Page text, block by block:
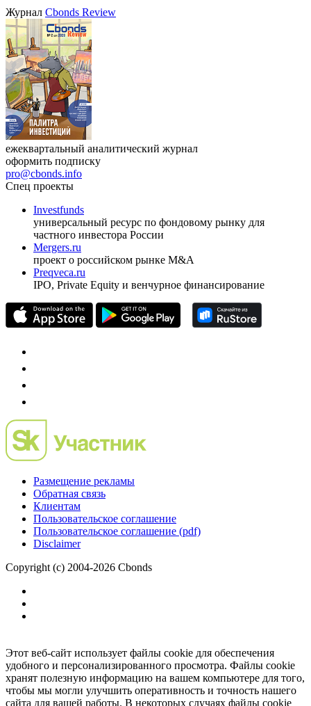
VIII международная конференция «Рынок капитала
Республики Узбекистан»
17.09.2026, Ташкент
ЖурналCbonds Review
ежеквартальный аналитический журнал
оформить подписку
pro@cbonds.info
Спец проекты
Investfunds
универсальный ресурс по фондовому рынку для
частного инвестора России
проект о российском рынке M&A
Preqveca.ru
Размещение рекламы
Обратная связь
Пользовательское соглашение
Copyright (c) 2004-2026 Cbonds
Этот веб-сайт использует файлы cookie для обеспечения